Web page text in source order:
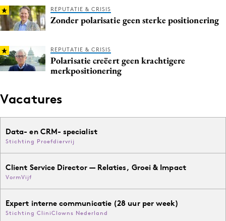
REPUTATIE & CRISIS
Zonder polarisatie geen sterke positionering
REPUTATIE & CRISIS
Polarisatie creëert geen krachtigere
merkpositionering
Vacatures
Data- en CRM- specialist
Stichting Proefdiervrij
Client Service Director — Relaties, Groei & Impact
VormVijf
Expert interne communicatie (28 uur per week)
Stichting CliniClowns Nederland